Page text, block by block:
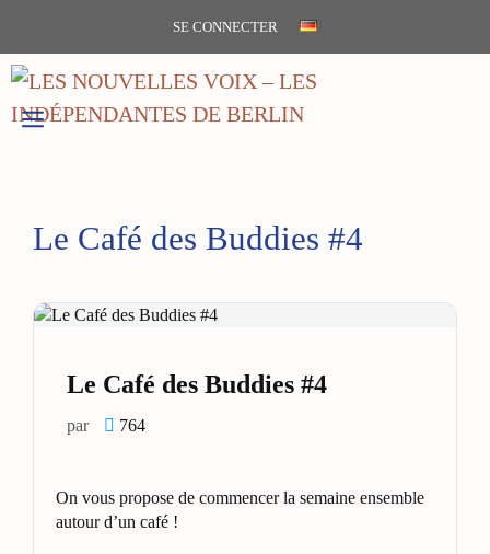
au
contenu
SE CONNECTER
MENU
Le Café des Buddies #4
Le Café des Buddies #4
par 764
On vous propose de commencer la semaine ensemble
autour d’un café !